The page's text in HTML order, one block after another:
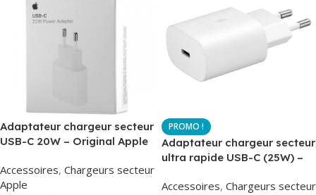
Adaptateur chargeur secteur
USB-C 20W – Original Apple
Original
Accessoires, Chargeurs secteur
Apple
Adaptateur chargeur secteur
ultra rapide USB-C (25W) –
EP-TA800
Accessoires, Chargeurs secteur